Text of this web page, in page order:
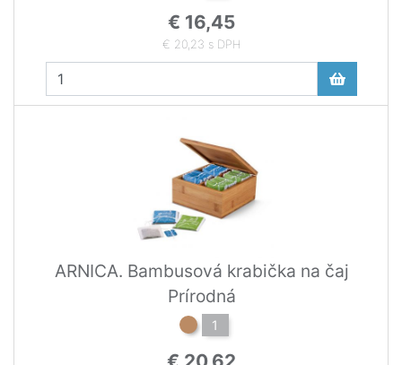
€ 16,45
€ 20,23 s DPH
ARNICA. Bambusová krabička na čaj
Prírodná
1